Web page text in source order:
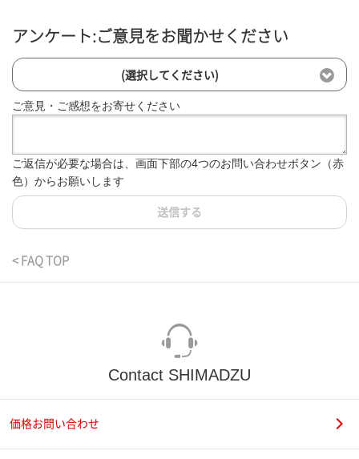
アンケート:ご意見をお聞かせください
(選択してください)
ご意見・ご感想をお寄せください
ご返信が必要な場合は、画面下部の4つのお問い合わせボタン（赤
色）からお願いします
送信する
< FAQ TOP
Contact SHIMADZU
価格お問い合わせ